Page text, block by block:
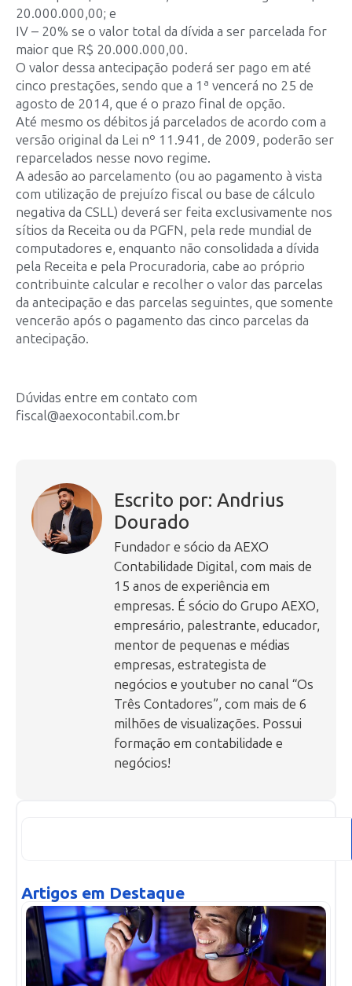
20.000.000,00; e
IV – 20% se o valor total da dívida a ser parcelada for
maior que R$ 20.000.000,00.
O valor dessa antecipação poderá ser pago em até
cinco prestações, sendo que a 1ª vencerá no 25 de
agosto de 2014, que é o prazo final de opção.
Até mesmo os débitos já parcelados de acordo com a
versão original da Lei nº 11.941, de 2009, poderão ser
reparcelados nesse novo regime.
A adesão ao parcelamento (ou ao pagamento à vista
com utilização de prejuízo fiscal ou base de cálculo
negativa da CSLL) deverá ser feita exclusivamente nos
sítios da Receita ou da PGFN, pela rede mundial de
computadores e, enquanto não consolidada a dívida
pela Receita e pela Procuradoria, cabe ao próprio
contribuinte calcular e recolher o valor das parcelas
da antecipação e das parcelas seguintes, que somente
vencerão após o pagamento das cinco parcelas da
antecipação.
Dúvidas entre em contato com
fiscal@aexocontabil.com.br
Escrito por: Andrius
Dourado
Fundador e sócio da AEXO
Contabilidade Digital, com mais de
15 anos de experiência em
empresas. É sócio do Grupo AEXO,
empresário, palestrante, educador,
mentor de pequenas e médias
empresas, estrategista de
negócios e youtuber no canal “Os
Três Contadores”, com mais de 6
milhões de visualizações. Possui
formação em contabilidade e
negócios!
Artigos em Destaque